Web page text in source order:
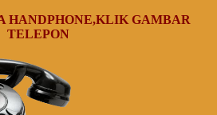
HANDPHONE,KLIK GAMBAR
TELEPON